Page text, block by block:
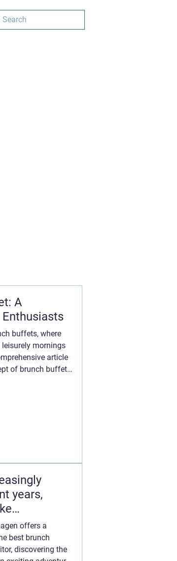
A
buffets, where
mornings
article
of brunch buffets,
years,
offers a
best brunch
discovering the